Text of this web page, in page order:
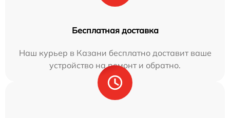
Бесплатная доставка
Наш курьер в Казани бесплатно доставит ваше
устройство на ремонт и обратно.